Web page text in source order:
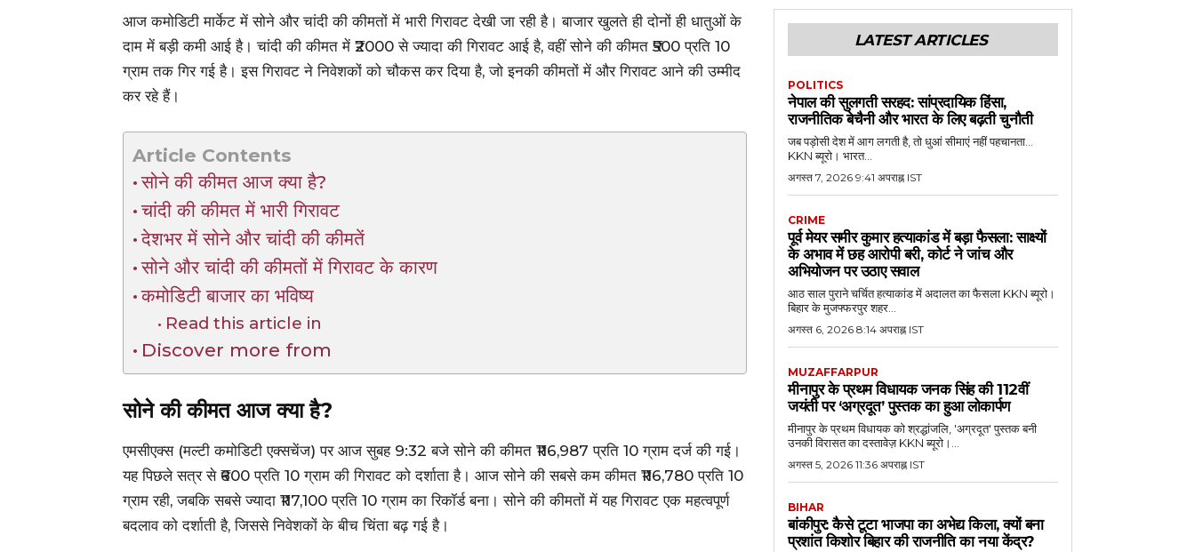
आज कमोडिटी मार्केट में सोने और चांदी की कीमतों में भारी गिरावट देखी जा रही है। बाजार खुलते ही दोनों ही धातुओं के
दाम में बड़ी कमी आई है। चांदी की कीमत में ₹2000 से ज्यादा की गिरावट आई है, वहीं सोने की कीमत ₹500 प्रति 10
ग्राम तक गिर गई है। इस गिरावट ने निवेशकों को चौकस कर दिया है, जो इनकी कीमतों में और गिरावट आने की उम्मीद
कर रहे हैं।
Article Contents
सोने की कीमत आज क्या है?
चांदी की कीमत में भारी गिरावट
देशभर में सोने और चांदी की कीमतें
सोने और चांदी की कीमतों में गिरावट के कारण
कमोडिटी बाजार का भविष्य
Read this article in
Discover more from
सोने की कीमत आज क्या है?
एमसीएक्स (मल्टी कमोडिटी एक्सचेंज) पर आज सुबह 9:32 बजे सोने की कीमत ₹116,987 प्रति 10 ग्राम दर्ज की गई।
यह पिछले सत्र से ₹600 प्रति 10 ग्राम की गिरावट को दर्शाता है। आज सोने की सबसे कम कीमत ₹116,780 प्रति 10
ग्राम रही, जबकि सबसे ज्यादा ₹117,100 प्रति 10 ग्राम का रिकॉर्ड बना। सोने की कीमतों में यह गिरावट एक महत्वपूर्ण
बदलाव को दर्शाती है, जिससे निवेशकों के बीच चिंता बढ़ गई है।
LATEST ARTICLES
POLITICS
नेपाल की सुलगती सरहद: सांप्रदायिक हिंसा,
राजनीतिक बेचैनी और भारत के लिए बढ़ती चुनौती
जब पड़ोसी देश में आग लगती है, तो धुआं सीमाएं नहीं पहचानता...
KKN ब्यूरो। भारत...
अगस्त 7, 2026 9:41 अपराह्न IST
CRIME
पूर्व मेयर समीर कुमार हत्याकांड में बड़ा फैसला: साक्ष्यों
के अभाव में छह आरोपी बरी, कोर्ट ने जांच और
अभियोजन पर उठाए सवाल
आठ साल पुराने चर्चित हत्याकांड में अदालत का फैसला KKN ब्यूरो।
बिहार के मुजफ्फरपुर शहर...
अगस्त 6, 2026 8:14 अपराह्न IST
MUZAFFARPUR
मीनापुर के प्रथम विधायक जनक सिंह की 112वीं
जयंती पर ‘अग्रदूत’ पुस्तक का हुआ लोकार्पण
मीनापुर के प्रथम विधायक को श्रद्धांजलि, 'अग्रदूत' पुस्तक बनी
उनकी विरासत का दस्तावेज़ KKN ब्यूरो।...
अगस्त 5, 2026 11:36 अपराह्न IST
BIHAR
बांकीपुर: कैसे टूटा भाजपा का अभेद्य किला, क्यों बना
प्रशांत किशोर बिहार की राजनीति का नया केंद्र?